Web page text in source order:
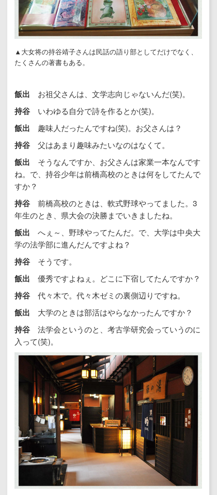
▲大女将の持谷靖子さんは民話の語り部としてだけでなく、
たくさんの著書もある。
飯出 お祖父さんは、文学志向じゃないんだ(笑)。
持谷 いわゆる自分で詩を作るとか(笑)。
飯出 趣味人だったんですね(笑)。お父さんは？
持谷 父はあまり趣味みたいなのはなくて。
飯出 そうなんですか、お父さんは家業一本なんです
ね。で、持谷少年は前橋高校のときは何をしてたんで
すか？
持谷 前橋高校のときは、軟式野球やってました。3
年生のとき、県大会の決勝までいきましたね。
飯出 へぇ～、野球やってたんだ。で、大学は中央大
学の法学部に進んだんですよね？
持谷 そうです。
飯出 優秀ですよねぇ。どこに下宿してたんですか？
持谷 代々木で。代々木ゼミの裏側辺りですね。
飯出 大学のときは部活はやらなかったんですか？
持谷 法学会というのと、考古学研究会っていうのに
入って(笑)。